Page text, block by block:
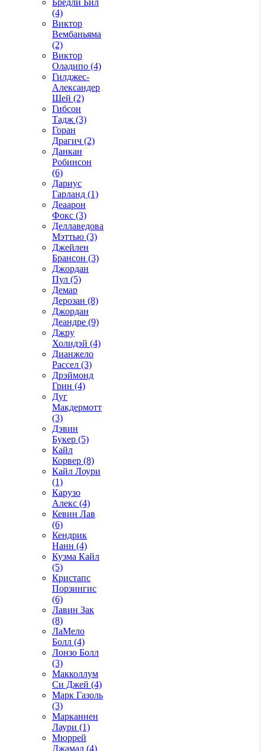
(4)
Виктор
Вембаньяма
(2)
Виктор
Оладипо (4)
Гилджес-
Александер
Шей (2)
Гибсон
Тадж (3)
Горан
Драгич (2)
Данкан
Робинсон
(6)
Дариус
Гарланд (1)
Деаарон
Фокс (3)
Деллаведова
Мэттью (3)
Джейлен
Брансон (3)
Джордан
Пул (5)
Демар
Дерозан (8)
Джордан
Деандре (9)
Джру
Холидэй (4)
Дианжело
Рассел (3)
Дрэймонд
Грин (4)
Дуг
Макдермотт
(3)
Дэвин
Букер (5)
Кайл
Корвер (8)
Кайл Лоури
(1)
Карузо
Алекс (4)
Кевин Лав
(6)
Кендрик
Нанн (4)
Кузма Кайл
(5)
Кристапс
Порзингис
(6)
Лавин Зак
(8)
ЛаМело
Болл (4)
Лонзо Болл
(3)
Макколлум
Си Джей (4)
Марк Газоль
(3)
Марканнен
Лаури (1)
Мюррей
Джамал (4)